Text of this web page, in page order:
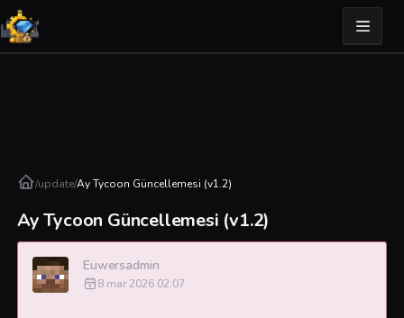
/update/Ay Tycoon Güncellemesi (v1.2)
Ay Tycoon Güncellemesi (v1.2)
Euwersadmin
8 mar 2026 02:07